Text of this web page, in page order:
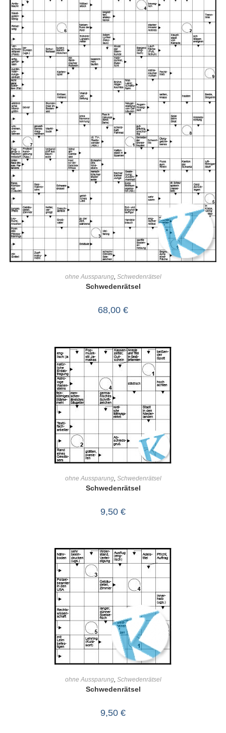
ohne Aussparung, Schwedenrätsel
Schwedenrätsel
68,00 €
ohne Aussparung, Schwedenrätsel
Schwedenrätsel
9,50 €
ohne Aussparung, Schwedenrätsel
Schwedenrätsel
9,50 €